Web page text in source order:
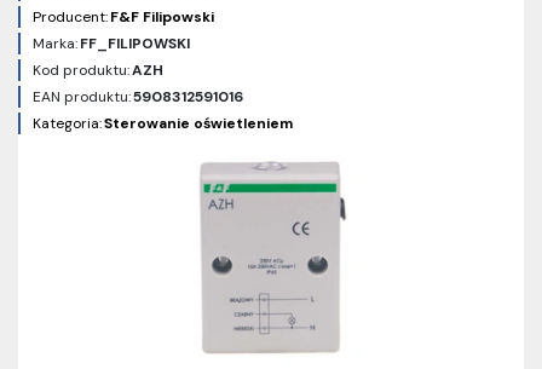
Producent:F&F Filipowski
Marka:FF_FILIPOWSKI
Kod produktu:AZH
EAN produktu:5908312591016
Kategoria:Sterowanie oświetleniem